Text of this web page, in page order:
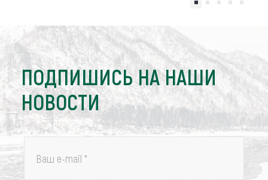
ПОДПИШИСЬ НА НАШИ
НОВОСТИ
Ваш e-mail *